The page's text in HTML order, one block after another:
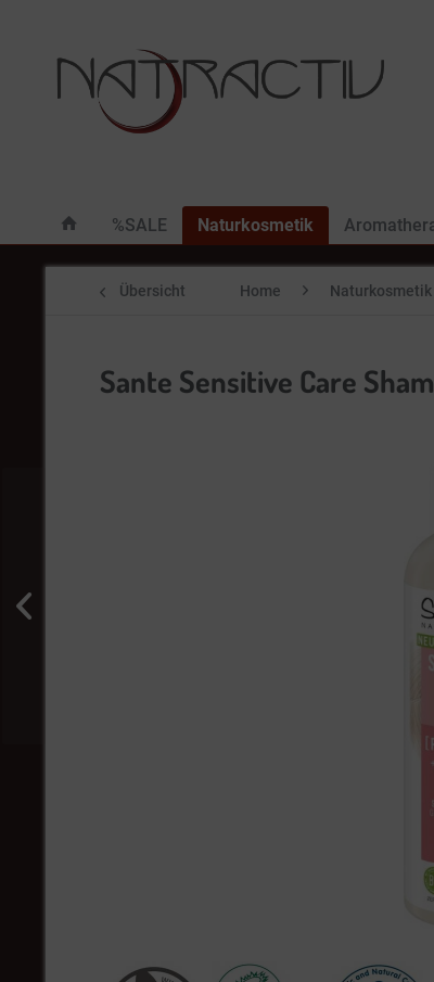
%SALE Naturkosmetik
Übersicht Home Naturkosmetik
Sante Sensitive Care